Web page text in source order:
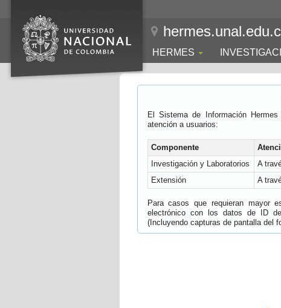
HERMES
El Sistema de Información
atención a usuarios:
Componente
Investigación y Laboratorios
A
Extensión
A
Para casos que requieran mayor
electrónico con los datos de ID
(Incluyendo capturas de pantalla del